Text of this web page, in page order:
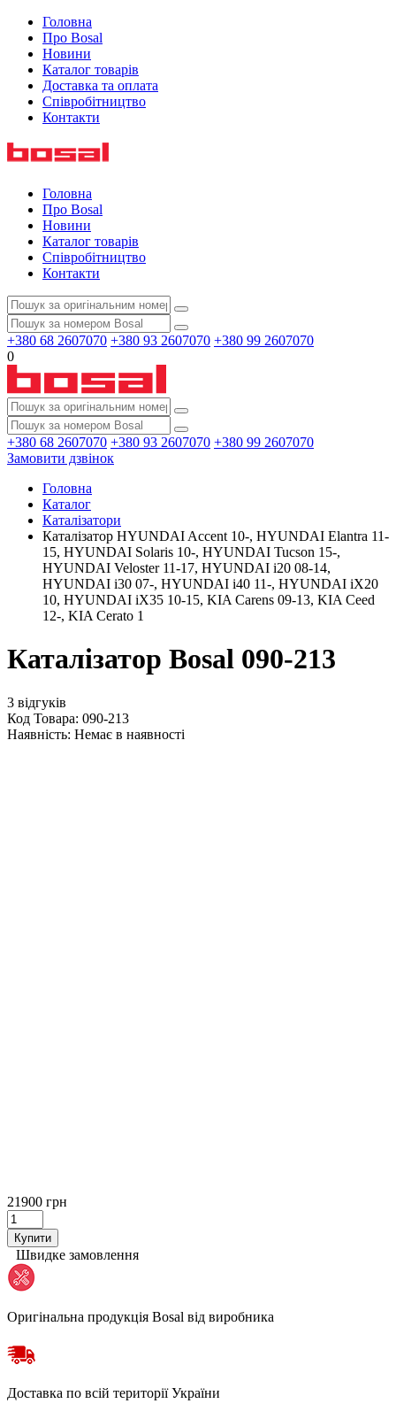
Головна
Про Bosal
Новини
Каталог товарів
Доставка та оплата
Співробітництво
Контакти
Головна
Про Bosal
Новини
Каталог товарів
Співробітництво
Контакти
+380 68 2607070 +380 93 2607070 +380 99 2607070
0
+380 68 2607070 +380 93 2607070 +380 99 2607070
Замовити дзвінок
Головна
Каталог
Каталізатори
Каталізатор HYUNDAI Accent 10-, HYUNDAI Elantra 11-
15, HYUNDAI Solaris 10-, HYUNDAI Tucson 15-,
HYUNDAI Veloster 11-17, HYUNDAI i20 08-14,
HYUNDAI i30 07-, HYUNDAI i40 11-, HYUNDAI iX20
10, HYUNDAI iX35 10-15, KIA Carens 09-13, KIA Ceed
12-, KIA Cerato 1
Каталізатор Bosal 090-213
3 відгуків
Код Товара: 090-213
Наявність: Немає в наявності
21900 грн
Купити
Швидке замовлення
Оригінальна продукція Bosal від виробника
Доставка по всій території України